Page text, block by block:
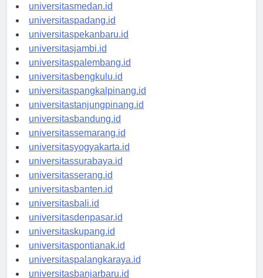
universitasaceh.id
universitasmedan.id
universitaspadang.id
universitaspekanbaru.id
universitasjambi.id
universitaspalembang.id
universitasbengkulu.id
universitaspangkalpinang.id
universitastanjungpinang.id
universitasbandung.id
universitassemarang.id
universitasyogyakarta.id
universitassurabaya.id
universitasserang.id
universitasbanten.id
universitasbali.id
universitasdenpasar.id
universitaskupang.id
universitaspontianak.id
universitaspalangkaraya.id